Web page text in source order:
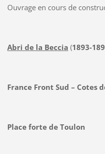
Ouvrage en cours de
Abri de la Beccia (1893-
France Front Sud – Cotes
Place forte de Toulon